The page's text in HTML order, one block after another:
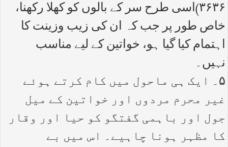
۳۶۳۶)اسی طرح سر کے بالوں کو کھلا رکھنا،
خاص طور پر جب کہ ان کی زیب وزینت کا
اہتمام کیا گیا ہو، خواتین کے لیے مناسب
نہیں۔
۵۔ ایک ہی ماحول میں کام کرتے ہوئے
غیر محرم مردوں اور خواتین کے میل
جول اور باہمی گفتگو کو حیا اور وقار
کا مظہر ہونا چاہیے۔ اس میں بے